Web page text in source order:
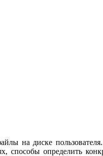
на диске
способы определить